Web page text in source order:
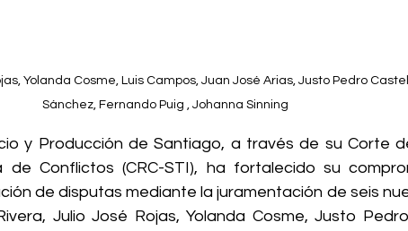
Yolanda Cosme, Luis Campos, Juan José Arias, Justo Pedro
Sánchez, Fernando Puig , Johanna Sinning
y Producción de Santiago, a través de su Corte
de Conflictos (CRC-STI), ha fortalecido su
de disputas mediante la juramentación de seis
Julio José Rojas, Yolanda Cosme, Justo